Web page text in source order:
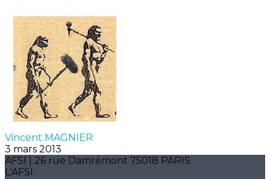
Vincent MAGNIER
3 mars 2013
AFSI | 26 rue Damrémont 75018 PARIS
L'AFSI